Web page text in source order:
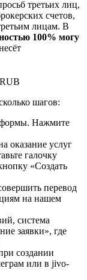
третьих лиц,
счетов,
лицам. В
100% могу
шагов:
формы. Нажмите
оказание услуг
галочку
«Создать
перевод
на нашем
система
заявки», где
создании
или в jivo-